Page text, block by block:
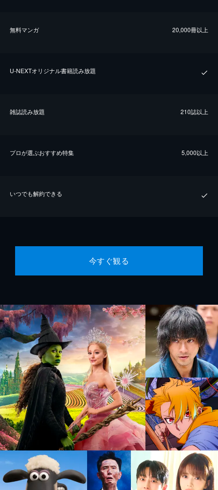
無料マンガ 20,000冊以上
U-NEXTオリジナル書籍読み放題
雑誌読み放題 210誌以上
プロが選ぶおすすめ特集 5,000以上
いつでも解約できる
今すぐ観る